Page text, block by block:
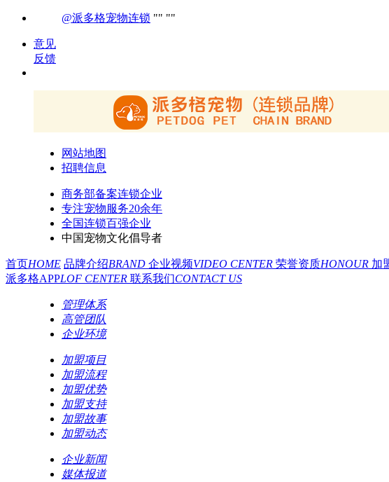
@派多格宠物连锁
意见
反馈
网站地图
招聘信息
商务部备案连锁企业
专注宠物服务20余年
全国连锁百强企业
中国宠物文化倡导者
首页HOME 品牌介绍BRAND 企业视频VIDEO CENTER 荣誉资质HONOUR 加
派多格APPLOF CENTER 联系我们CONTACT US
管理体系
高管团队
企业环境
加盟项目
加盟流程
加盟优势
加盟支持
加盟故事
加盟动态
企业新闻
媒体报道